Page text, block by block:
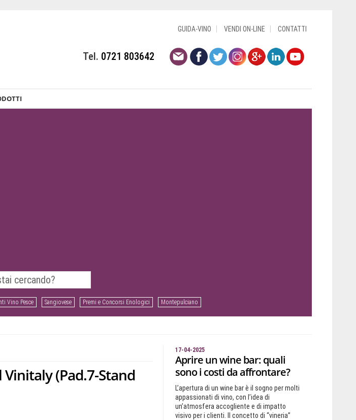
GUIDA-VINO VENDI ON-LINE CONTATTI
Tel. 0721 803642
Vino Pesce Sangiovese Premi e Concorsi Enologici Montepulciano
Vinitaly (Pad.7-Stand
17-04-2025
Aprire un wine bar: quali
sono i costi da affrontare?
L’apertura di un wine bar è il sogno per molti
appassionati di vino, con l’idea di
un’atmosfera accogliente e di impatto
visivo per i clienti. Il concetto di “vineria”